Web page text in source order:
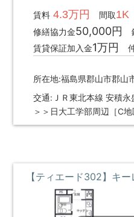
賃料4.3万円 間取1K
修繕協力金50,000円
賃貸保証加入金1万円
所在地:福島県郡山市郡山
交通:ＪＲ東北本線 安積
＞＞日大工学部周辺［C